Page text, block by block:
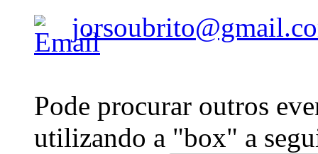
Pode procurar outros
utilizando a "box" a